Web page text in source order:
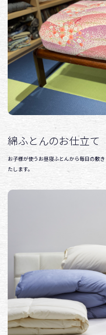
綿ふとんのお仕立て
お子様が使うお昼寝ふとんから毎日の敷
たします。